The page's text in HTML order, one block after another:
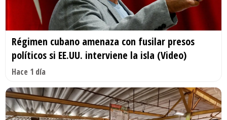
Régimen cubano amenaza con fusilar presos
políticos si EE.UU. interviene la isla (Video)
Hace 1 día